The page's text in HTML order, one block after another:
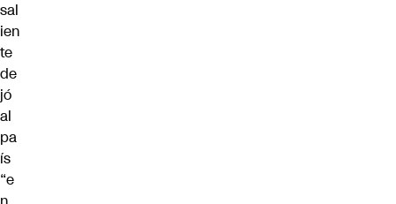
sal
ien
te
de
jó
al
pa
ís
“e